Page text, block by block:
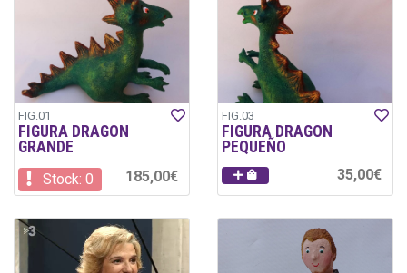
FIG.01
FIGURA DRAGON
GRANDE
Stock: 0 185,00€
FIG.03
FIGURA DRAGON
PEQUEÑO
35,00€